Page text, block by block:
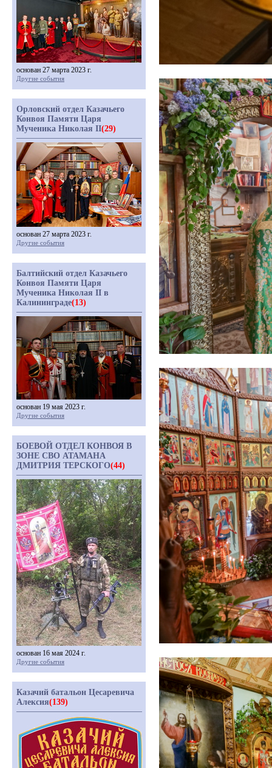
основан 27 марта 2023 г.
Другие события
Орловский отдел Казачьего
Конвоя Памяти Царя
Мученика Николая II(29)
основан 27 марта 2023 г.
Другие события
Балтийский отдел Казачьего
Конвоя Памяти Царя
Мученика Николая II в
Калининграде(13)
основан 19 мая 2023 г.
Другие события
БОЕВОЙ ОТДЕЛ КОНВОЯ В
ЗОНЕ СВО АТАМАНА
ДМИТРИЯ ТЕРСКОГО(44)
основан 16 мая 2024 г.
Другие события
Казачий батальон Цесаревича
Алексия(139)